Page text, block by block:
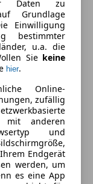
Daten zu
Grundlage
Einwilligung
bestimmter
u.a. die
Sie keine
hier.
Online-
zufällig
mit anderen
und
Endgerät
werden, um
es eine App